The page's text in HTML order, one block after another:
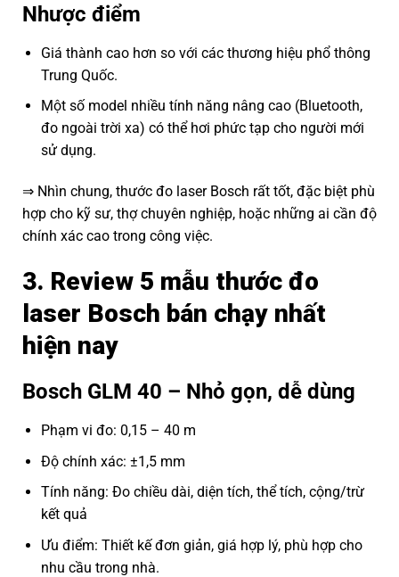
Nhược điểm
Giá thành cao hơn so với các thương hiệu phổ thông
Trung Quốc.
Một số model nhiều tính năng nâng cao (Bluetooth,
đo ngoài trời xa) có thể hơi phức tạp cho người mới
sử dụng.
⇒ Nhìn chung, thước đo laser Bosch rất tốt, đặc biệt phù
hợp cho kỹ sư, thợ chuyên nghiệp, hoặc những ai cần độ
chính xác cao trong công việc.
3. Review 5 mẫu thước đo
laser Bosch bán chạy nhất
hiện nay
Bosch GLM 40 – Nhỏ gọn, dễ dùng
Phạm vi đo: 0,15 – 40 m
Độ chính xác: ±1,5 mm
Tính năng: Đo chiều dài, diện tích, thể tích, cộng/trừ
kết quả
Ưu điểm: Thiết kế đơn giản, giá hợp lý, phù hợp cho
nhu cầu trong nhà.